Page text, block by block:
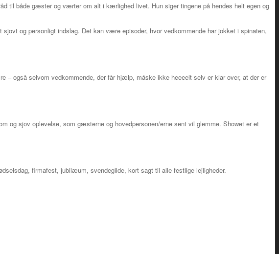
til både gæster og værter om alt i kærlighed livet. Hun siger tingene på hendes helt egen og
og personligt indslag. Det kan være episoder, hvor vedkommende har jokket i spinaten,
også selvom vedkommende, der får hjælp, måske ikke heeeelt selv er klar over, at der er
og sjov oplevelse, som gæsterne og hovedpersonen/erne sent vil glemme. Showet er et
firmafest, jubilæum, svendegilde, kort sagt til alle festlige lejligheder.